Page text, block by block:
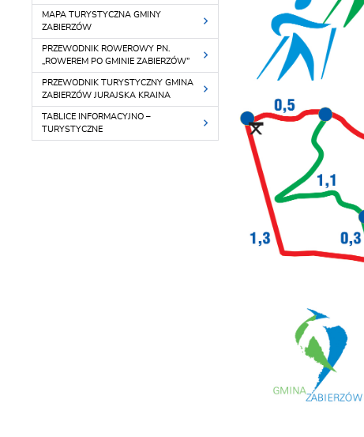
MAPA TURYSTYCZNA GMINY
ZABIERZÓW
PRZEWODNIK ROWEROWY PN.
„ROWEREM PO GMINIE ZABIERZÓW”
PRZEWODNIK TURYSTYCZNY GMINA
ZABIERZÓW JURAJSKA KRAINA
TABLICE INFORMACYJNO –
TURYSTYCZNE